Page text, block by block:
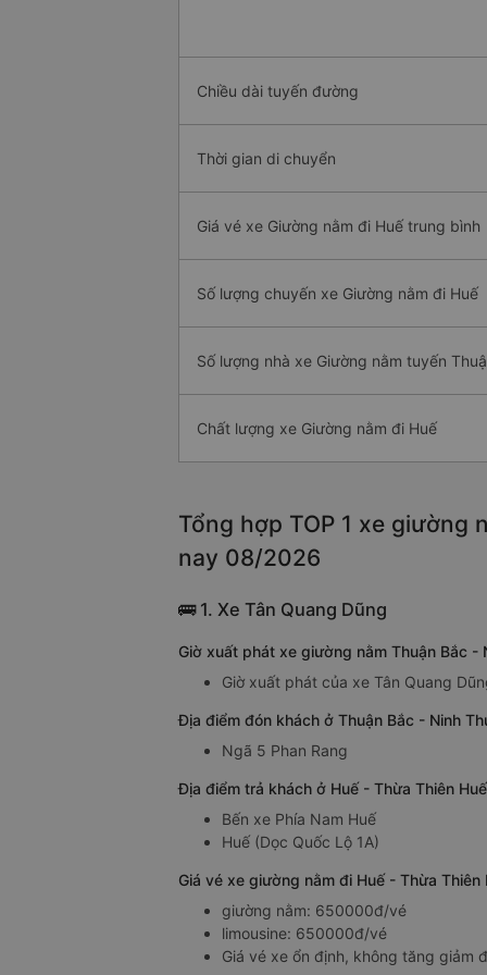
Chiều dài tuyến đường
Thời gian di chuyển
Giá vé xe Giường nằm đi Huế trung bình
Số lượng chuyến xe Giường nằm đi Huế
Số lượng nhà xe Giường nằm tuyến
Chất lượng xe Giường nằm đi Huế
Tổng hợp TOP 1 xe giường
nay 08/2026
🚌 1. Xe Tân Quang Dũng
Giờ xuất phát xe giường nằm Thuận Bắc -
Giờ xuất phát của xe Tân Quang
Địa điểm đón khách ở Thuận Bắc - Ninh
Ngã 5 Phan Rang
Địa điểm trả khách ở Huế - Thừa Thiên
Bến xe Phía Nam Huế
Huế (Dọc Quốc Lộ 1A)
Giá vé xe giường nằm đi Huế - Thừa
giường nằm: 650000đ/vé
limousine: 650000đ/vé
Giá vé xe ổn định, không tăng giảm